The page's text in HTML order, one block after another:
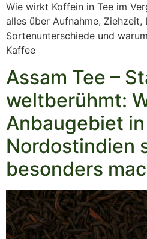
Wie wirkt Koffein in Tee im
alles über Aufnahme, Ziehzeit,
Sortenunterschiede und
Kaffee
Assam Tee –
weltberühmt:
Anbaugebiet in
Nordostindien
besonders